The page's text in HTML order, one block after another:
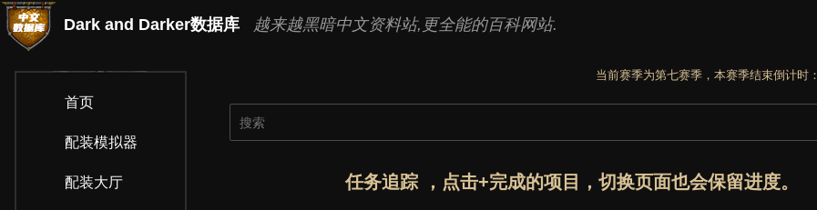
首页
配装模拟器
配装大厅
Dark and Darker数据库 越来越黑暗中文资料站,更全能的百科网站.
当前赛季为第七赛季，本赛季结束倒计时：
任务追踪 ，点击+完成的项目，切换页面也会保留进度。